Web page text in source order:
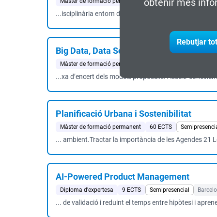
obtenir més
Rebutjar
...isciplinària entorn de totes les reglamentacions,
Big Data, Data Science & Engineering
Màster de formació permanent
...xa d’encert dels models proposats. Assolir
Planificació Urbana i Sostenibilitat
Màster de formació permanent 60 ECTS
... ambient.Tractar la importància de les Agendes 21
AI-Powered Product Management
Diploma d'expertesa 9 ECTS Semipresencial
... de validació i reduint el temps entre hipòtesi i